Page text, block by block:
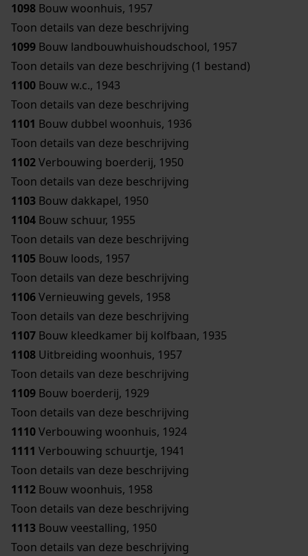
1098 Bouw woonhuis, 1957
Toon details van deze beschrijving
1099 Bouw landbouwhuishoudschool, 1957
Toon details van deze beschrijving (1 bestand)
1100 Bouw w.c., 1943
Toon details van deze beschrijving
1101 Bouw dubbel woonhuis, 1936
Toon details van deze beschrijving
1102Verbouwing boerderij, 1950
Toon details van deze beschrijving
1103 Bouw dakkapel, 1950
1104 Bouw schuur, 1955
Toon details van deze beschrijving
1105 Bouw loods, 1957
Toon details van deze beschrijving
1106Vernieuwing gevels, 1958
Toon details van deze beschrijving
1107 Bouw kleedkamer bij kolfbaan, 1935
1108 Uitbreiding woonhuis, 1957
Toon details van deze beschrijving
1109 Bouw boerderij, 1929
Toon details van deze beschrijving
1110Verbouwing woonhuis, 1924
1111 Verbouwing schuurtje, 1941
Toon details van deze beschrijving
1112 Bouw woonhuis, 1958
Toon details van deze beschrijving
1113 Bouw veestalling, 1950
Toon details van deze beschrijving